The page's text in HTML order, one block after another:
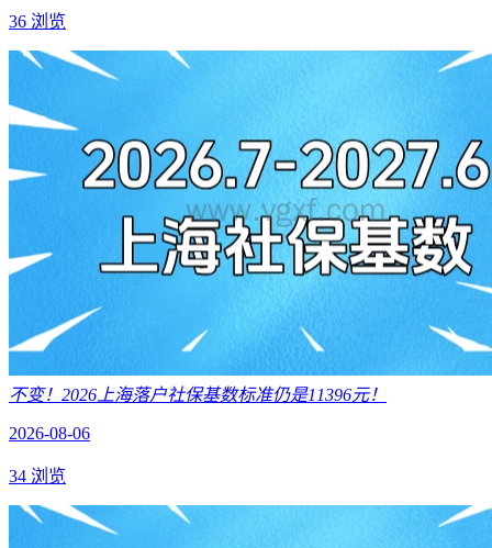
36 浏览
不变！2026上海落户社保基数标准仍是11396元！
2026-08-06
34 浏览